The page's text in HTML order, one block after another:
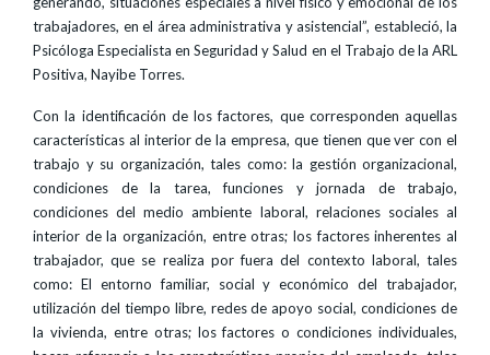
trabajadores, en el área administrativa y asistencial”, estableció, la
Psicóloga Especialista en Seguridad y Salud en el Trabajo de la ARL
Positiva, Nayibe Torres.
Con la identificación de los factores, que corresponden aquellas
características al interior de la empresa, que tienen que ver con el
trabajo y su organización, tales como: la gestión organizacional,
condiciones de la tarea, funciones y jornada de trabajo,
condiciones del medio ambiente laboral, relaciones sociales al
interior de la organización, entre otras; los factores inherentes al
trabajador, que se realiza por fuera del contexto laboral, tales
como: El entorno familiar, social y económico del trabajador,
utilización del tiempo libre, redes de apoyo social, condiciones de
la vivienda, entre otras; los factores o condiciones individuales,